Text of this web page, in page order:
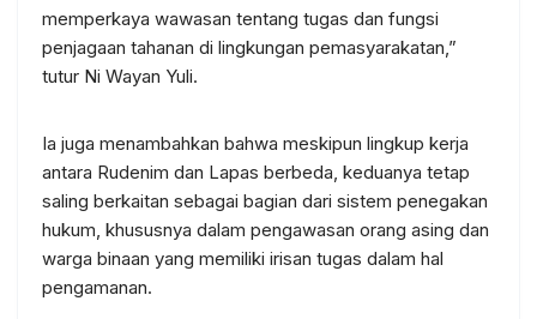
memperkaya wawasan tentang tugas dan fungsi
penjagaan tahanan di lingkungan pemasyarakatan,”
tutur Ni Wayan Yuli.
Ia juga menambahkan bahwa meskipun lingkup kerja
antara Rudenim dan Lapas berbeda, keduanya tetap
saling berkaitan sebagai bagian dari sistem penegakan
hukum, khususnya dalam pengawasan orang asing dan
warga binaan yang memiliki irisan tugas dalam hal
pengamanan.